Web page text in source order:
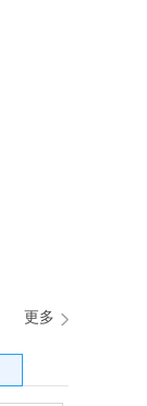
更多